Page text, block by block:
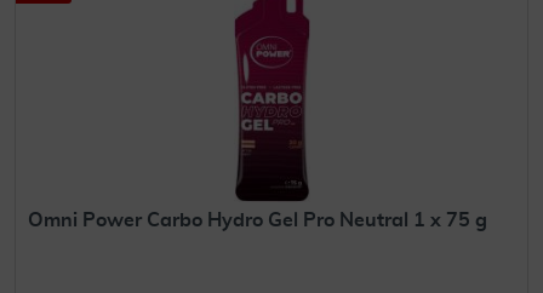
Omni Power Carbo Hydro Gel Pro Neutral 1 x 75 g